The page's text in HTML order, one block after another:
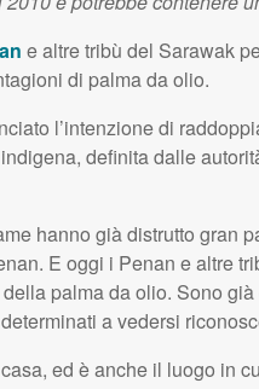
e altre tribù del Sarawak
di palma da olio.
l’intenzione di
definita dalle
hanno già distrutto gran
E oggi i Penan e altre
palma da olio. Sono
a vedersi
ed è anche il luogo in